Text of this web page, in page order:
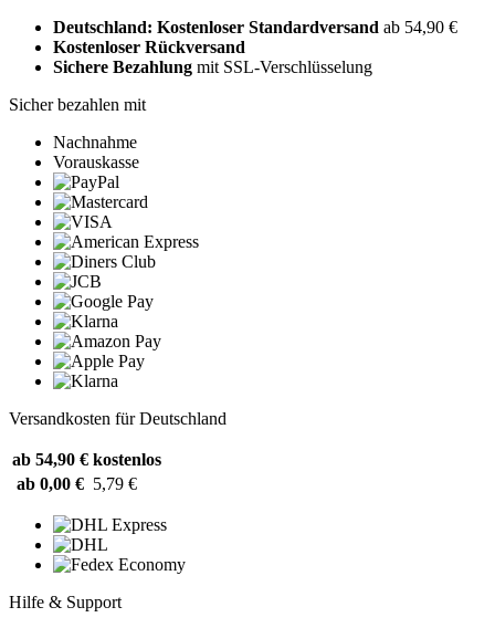
Deutschland: Kostenloser Standardversand ab 54,90 €
Kostenloser Rückversand
Sichere Bezahlung mit SSL-Verschlüsselung
Sicher bezahlen mit
Nachnahme
Vorauskasse
Versandkosten für Deutschland
ab 54,90 € kostenlos
ab 0,00 € 5,79 €
Hilfe & Support